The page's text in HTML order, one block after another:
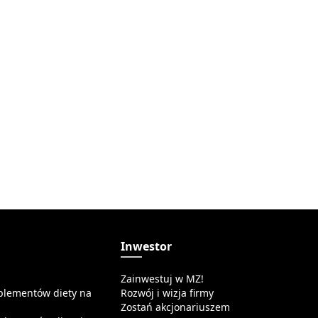
diety na
Inwestor
Zainwestuj w MZ!
Rozwój i wizja firmy
Zostań akcjonariuszem